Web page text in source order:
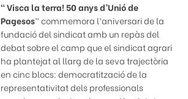
“ Visca la terra! 50 anys d’Unió de
Pagesos” commemora l’aniversari de la
fundació del sindicat amb un repàs del
debat sobre el camp que el sindicat agrari
ha plantejat al llarg de la seva trajectòria
en cinc blocs: democratització de la
representativitat dels professionals